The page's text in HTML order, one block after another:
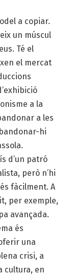
a copiar.
un múscul
Té el
el mercat
a la
a les
hi
d’un patró
però n’hi
fàcilment. A
per exemple,
avançada.
és
una
crisi, a
cultura, en